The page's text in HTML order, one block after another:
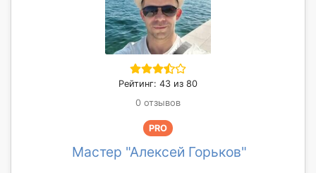
Рейтинг: 43 из 80
0 отзывов
PRO
Мастер "Алексей Горьков"